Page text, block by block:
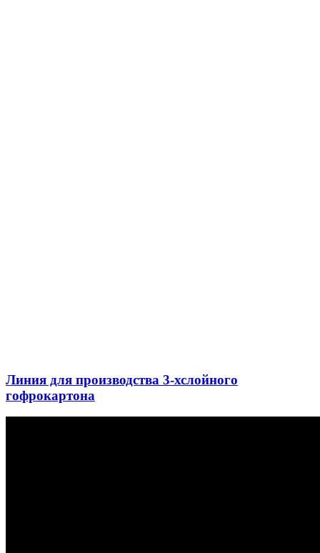
Линия для производства 3-хслойного
гофрокартона